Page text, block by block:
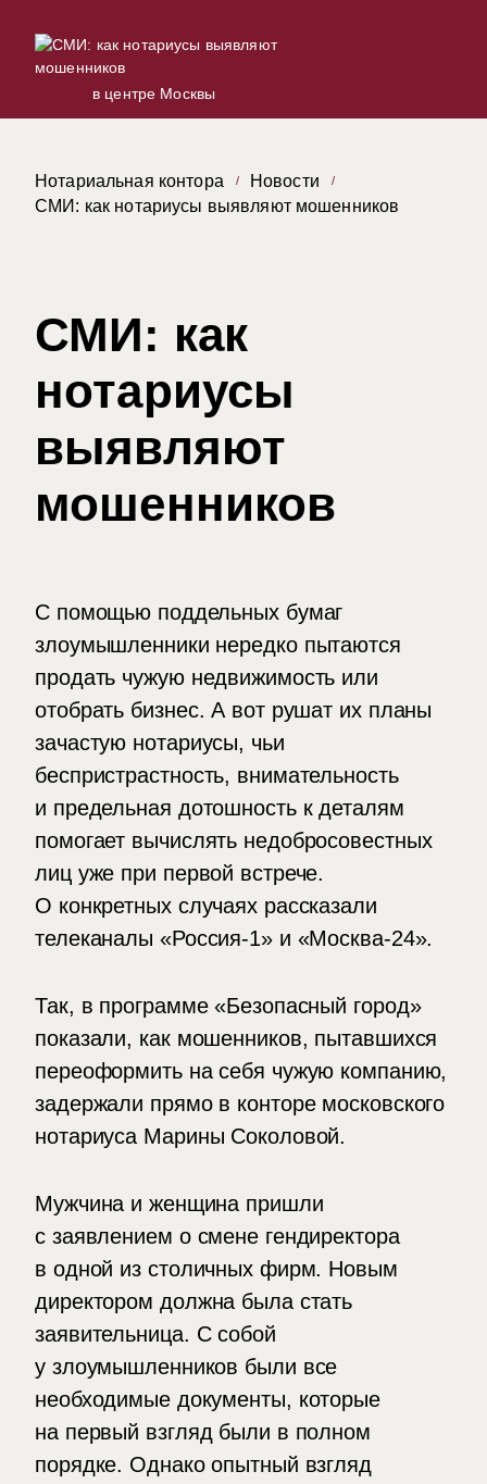
в центре Москвы
Нотариальная контора
Новости
СМИ: как нотариусы выявляют мошенников
СМИ: как
нотариусы
выявляют
мошенников
С помощью поддельных бумаг
злоумышленники нередко пытаются
продать чужую недвижимость или
отобрать бизнес. А вот рушат их планы
зачастую нотариусы, чьи
беспристрастность, внимательность
и предельная дотошность к деталям
помогает вычислять недобросовестных
лиц уже при первой встрече.
О конкретных случаях рассказали
телеканалы «Россия-1» и «Москва-24».
Так, в программе «Безопасный город»
показали, как мошенников, пытавшихся
переоформить на себя чужую компанию,
задержали прямо в конторе московского
нотариуса Марины Соколовой.
Мужчина и женщина пришли
с заявлением о смене гендиректора
в одной из столичных фирм. Новым
директором должна была стать
заявительница. С собой
у злоумышленников были все
необходимые документы, которые
на первый взгляд были в полном
порядке. Однако опытный взгляд